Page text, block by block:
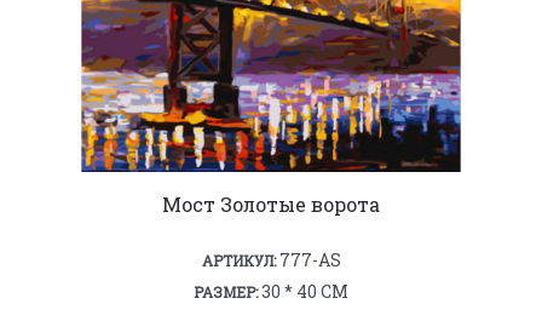
Мост Золотые ворота
АРТИКУЛ:777-AS
РАЗМЕР:30 * 40 СМ